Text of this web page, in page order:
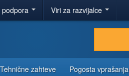
podpora Viri za razvijalce
Tehnične zahteve Pogosta vprašanja